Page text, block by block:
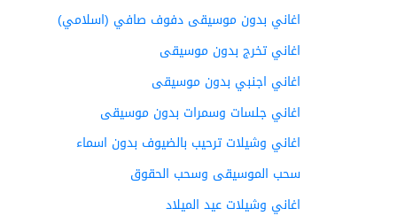
اغاني بدون موسيقى دفوف صافي (اسلامي)
اغاني تخرج بدون موسيقى
اغاني اجنبي بدون موسيقى
اغاني جلسات وسمرات بدون موسيقى
اغاني وشيلات ترحيب بالضيوف بدون اسماء
سحب الموسيقى وسحب الحقوق
اغاني وشيلات عيد الميلاد